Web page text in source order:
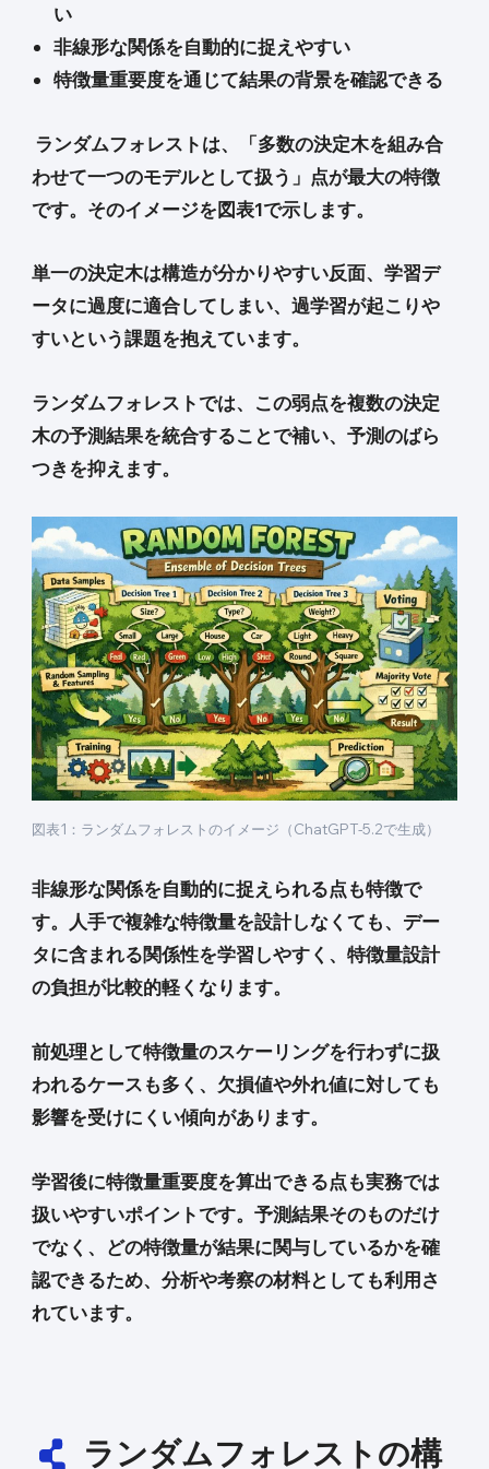
い
非線形な関係を自動的に捉えやすい
特徴量重要度を通じて結果の背景を確認できる
ランダムフォレストは、「多数の決定木を組み合
わせて一つのモデルとして扱う」点が最大の特徴
です。そのイメージを図表1で示します。
単一の決定木は構造が分かりやすい反面、学習デ
ータに過度に適合してしまい、過学習が起こりや
すいという課題を抱えています。
ランダムフォレストでは、この弱点を複数の決定
木の予測結果を統合することで補い、予測のばら
つきを抑えます。
図表1：ランダムフォレストのイメージ（ChatGPT-5.2で生成）
非線形な関係を自動的に捉えられる点も特徴で
す。人手で複雑な特徴量を設計しなくても、デー
タに含まれる関係性を学習しやすく、特徴量設計
の負担が比較的軽くなります。
前処理として特徴量のスケーリングを行わずに扱
われるケースも多く、欠損値や外れ値に対しても
影響を受けにくい傾向があります。
学習後に特徴量重要度を算出できる点も実務では
扱いやすいポイントです。予測結果そのものだけ
でなく、どの特徴量が結果に関与しているかを確
認できるため、分析や考察の材料としても利用さ
れています。
ランダムフォレストの構